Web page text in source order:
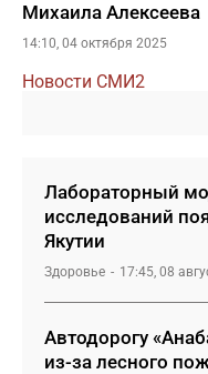
Михаила Алексеева
14:10, 04 октября 2025
Новости СМИ2
Лабораторный
исследований
Якутии
Здоровье 17:45, 08
Автодорогу
из-за лесного